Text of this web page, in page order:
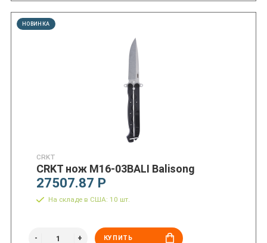
НОВИНКА
CRKT
CRKT нож M16-03BALI Balisong
27507.87 Р
На складе в США: 10 шт.
КУПИТЬ